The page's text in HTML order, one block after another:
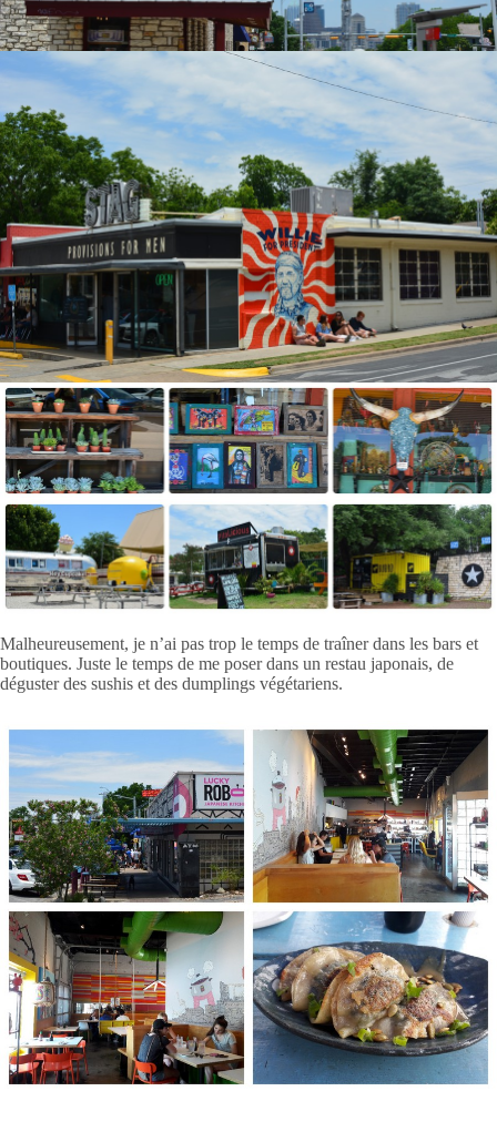
Malheureusement, je n’ai pas trop le temps de traîner dans les bars et
boutiques. Juste le temps de me poser dans un restau japonais, de
déguster des sushis et des dumplings végétariens.